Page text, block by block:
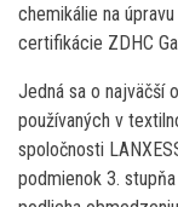
chemikálie na
certifikácie ZDHC
Jedná sa o najväčší
používaných v
spoločnosti
podmienok 3.